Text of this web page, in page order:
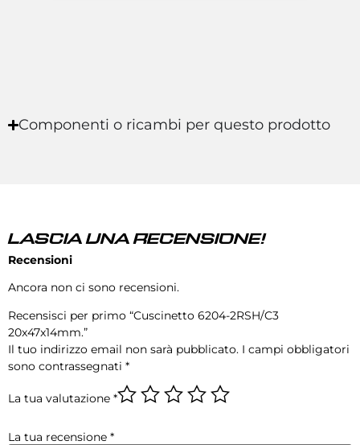
Componenti o ricambi per questo prodotto
LASCIA UNA RECENSIONE!
Recensioni
Ancora non ci sono recensioni.
Recensisci per primo “Cuscinetto 6204-2RSH/C3
20x47x14mm.”
Il tuo indirizzo email non sarà pubblicato. I campi obbligatori
sono contrassegnati *
La tua valutazione *
La tua recensione *